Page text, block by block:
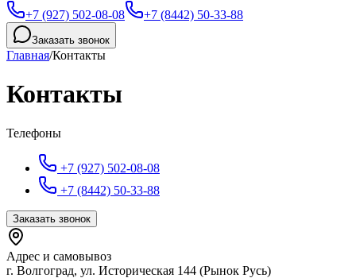
+7 (927) 502-08-08
+7 (8442) 50-33-88
Заказать звонок
Главная/Контакты
Контакты
Телефоны
+7 (927) 502-08-08
+7 (8442) 50-33-88
Заказать звонок
Адрес и самовывоз
г. Волгоград, ул. Историческая 144 (Рынок Русь)